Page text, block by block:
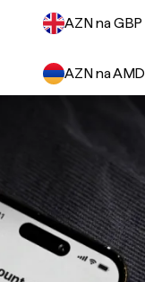
AZN na GBP
AZN na AMD